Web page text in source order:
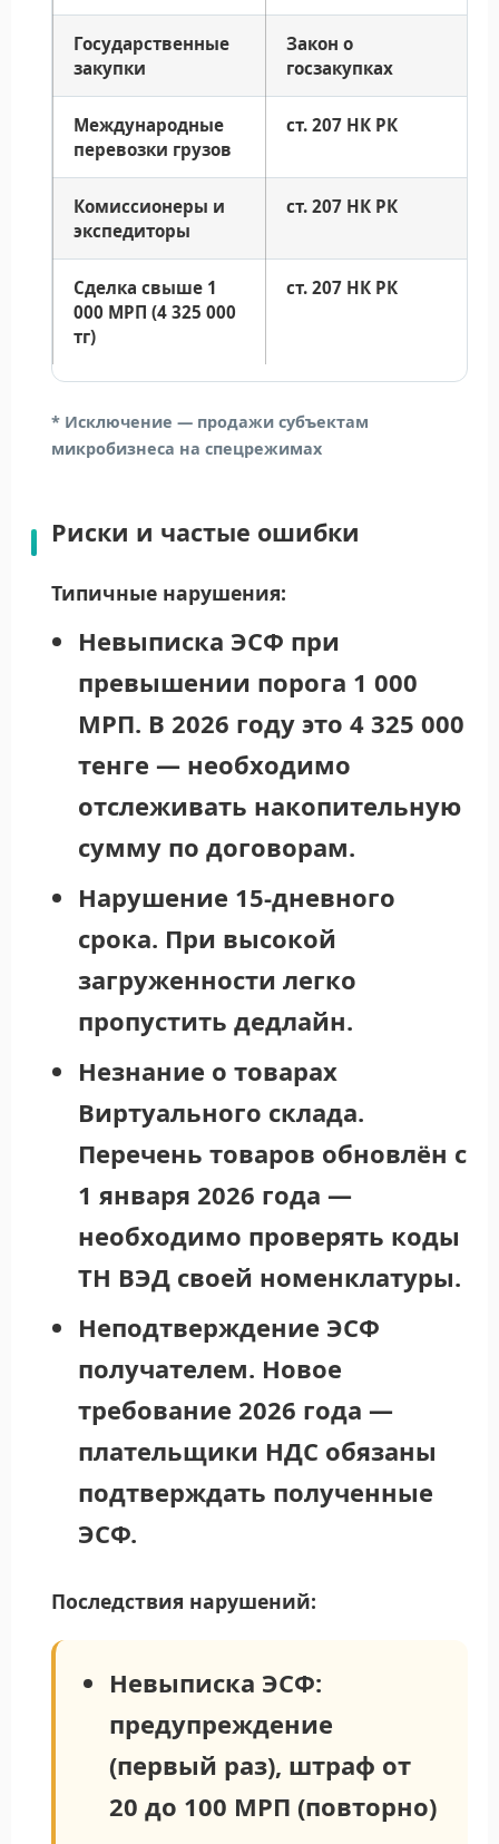
Государственные
закупки
Закон о
госзакупках
Международные
перевозки грузов
ст. 207 НК РК
Комиссионеры и
экспедиторы
ст. 207 НК РК
Сделка свыше 1
000 МРП (4 325 000
тг)
ст. 207 НК РК
* Исключение — продажи субъектам
микробизнеса на спецрежимах
Риски и частые ошибки
Типичные нарушения:
Невыписка ЭСФ при
превышении порога 1 000
МРП. В 2026 году это 4 325 000
тенге — необходимо
отслеживать накопительную
сумму по договорам.
Нарушение 15-дневного
срока. При высокой
загруженности легко
пропустить дедлайн.
Незнание о товарах
Виртуального склада.
Перечень товаров обновлён с
1 января 2026 года —
необходимо проверять коды
ТН ВЭД своей номенклатуры.
Неподтверждение ЭСФ
получателем. Новое
требование 2026 года —
плательщики НДС обязаны
подтверждать полученные
ЭСФ.
Последствия нарушений:
Невыписка ЭСФ:
предупреждение
(первый раз), штраф от
20 до 100 МРП (повторно)